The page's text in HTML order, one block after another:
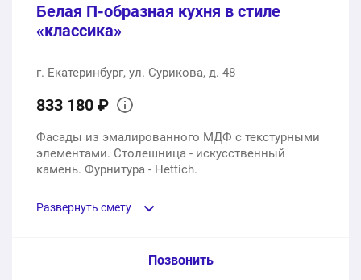
Белая П-образная кухня в стиле
«классика»
г. Екатеринбург, ул. Сурикова, д. 48
833 180 ₽
Фасады из эмалированного МДФ с текстурными
элементами. Столешница - искусственный
камень. Фурнитура - Hettich.
Развернуть смету
Пункт сметы / Ед. изм. / Цена
Позвонить